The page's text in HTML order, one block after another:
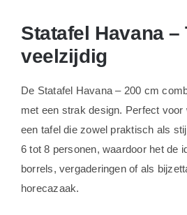
Statafel Havana
veelzijdig
De Statafel Havana – 200 cm
met een strak design. Perfect
een tafel die zowel praktisch als
6 tot 8 personen, waardoor het de
borrels, vergaderingen of als
horecazaak.